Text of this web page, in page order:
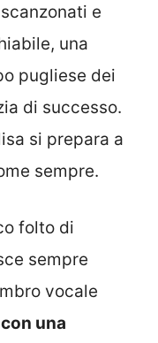
e
una
pugliese dei
di successo.
si prepara a
sempre.
folto di
sempre
vocale
con una